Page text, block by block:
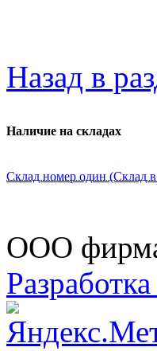
Назад в
Наличие на складах
Склад номер один (Склад
ООО